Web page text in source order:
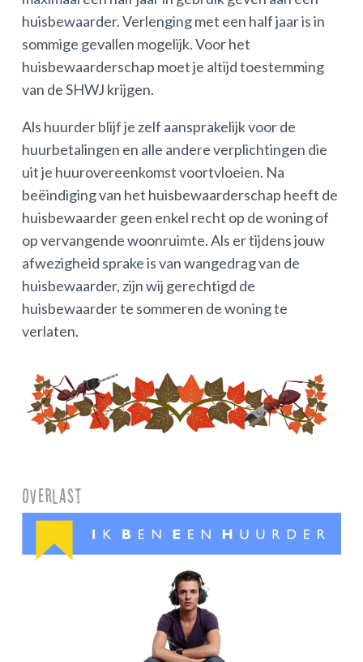
huisbewaarder. Verlenging met een half jaar is in
sommige gevallen mogelijk. Voor het
huisbewaarderschap moet je altijd toestemming
van de SHWJ krijgen.
Als huurder blijf je zelf aansprakelijk voor de
huurbetalingen en alle andere verplichtingen die
uit je huurovereenkomst voortvloeien. Na
beëindiging van het huisbewaarderschap heeft de
huisbewaarder geen enkel recht op de woning of
op vervangende woonruimte. Als er tijdens jouw
afwezigheid sprake is van wangedrag van de
huisbewaarder, zijn wij gerechtigd de
huisbewaarder te sommeren de woning te
verlaten.
Overlast